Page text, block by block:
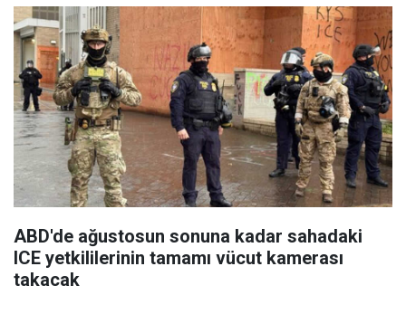
ABD'de ağustosun sonuna kadar sahadaki
ICE yetkililerinin tamamı vücut kamerası
takacak